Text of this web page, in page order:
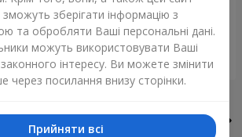
1 399 грн
Замовити
у місті
зберігати інформацію з
та обробляти Ваші персональні дані.
можуть використовувати Ваші
законного інтересу. Ви можете змінити
через посилання внизу сторінки.
Прийняти всі